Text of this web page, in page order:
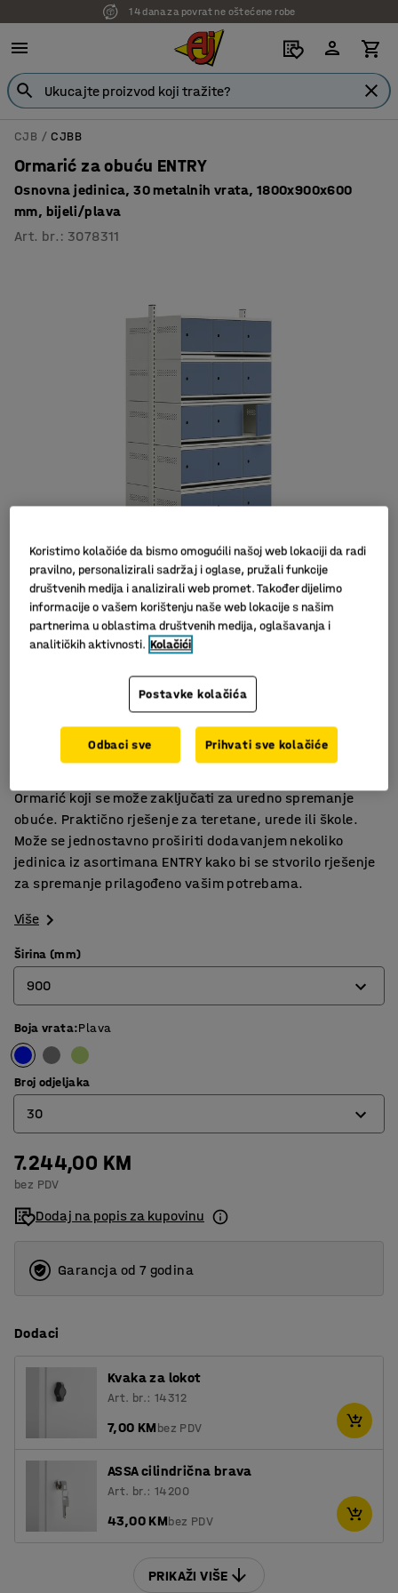
14 dana za povrat ne oštećene robe
CJB CJBB
Ormarić za obuću ENTRY
Osnovna jedinica, 30 metalnih vrata, 1800x900x600
mm, bijeli/plava
Art. br. : 3078311
Brava za sigurno spremanje
S posudom za sakupljanje tekućina
Ormarić koji se može zaključati za uredno spremanje
obuće. Praktično rješenje za teretane, urede ili škole.
Može se jednostavno proširiti dodavanjem nekoliko
jedinica iz asortimana ENTRY kako bi se stvorilo rješenje
za spremanje prilagođeno vašim potrebama.
Više
Širina (mm)
900
600
900
Boja vrata:Plava
Broj odjeljaka
30
20
30
7.244,00 KM
bez PDV
Dodaj na popis za kupovinu
Garancja od 7 godina
Dodaci
Kvaka za lokot
Art. br.: 14312
7,00 KMbez PDV
ASSA cilindrična brava
Art. br.: 14200
43,00 KMbez PDV
PRIKAŽI VIŠE
Koristimo kolačiće da bismo omogućili našoj web lokaciji da radi
pravilno, personalizirali sadržaj i oglase, pružali funkcije
društvenih medija i analizirali web promet. Također dijelimo
informacije o vašem korištenju naše web lokacije s našim
partnerima u oblastima društvenih medija, oglašavanja i
analitičkih aktivnosti. Kolačići
Postavke kolačića
Odbaci sve Prihvati sve kolačiće